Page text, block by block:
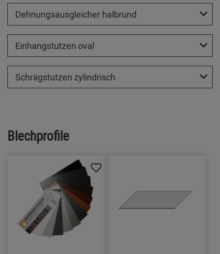
Dehnungsausgleicher halbrund
Einhangstutzen oval
Schrägstutzen zylindrisch
Blechprofile